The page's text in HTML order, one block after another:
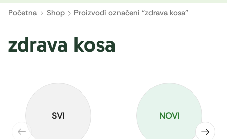
Početna Shop Proizvodi označeni “zdrava kosa”
zdrava kosa
SVI NOVI